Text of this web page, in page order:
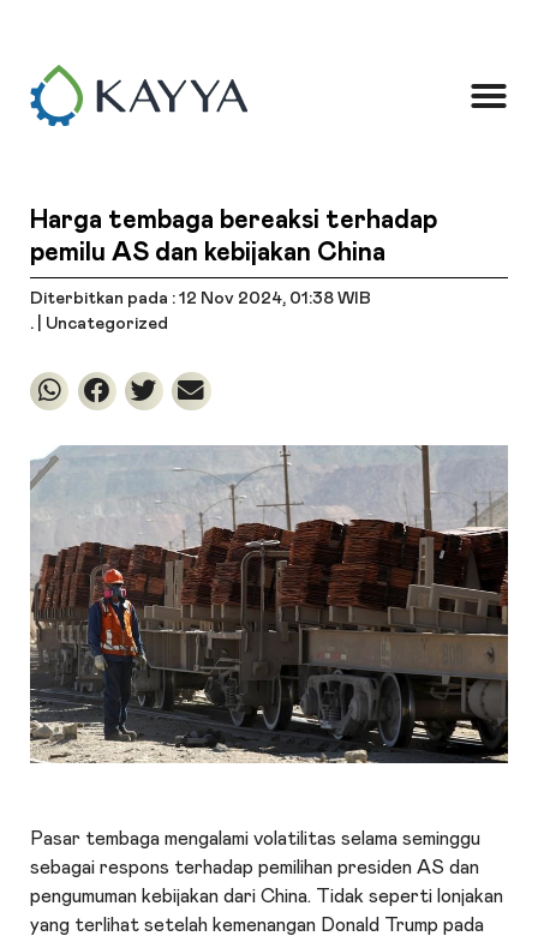
Harga tembaga bereaksi terhadap
pemilu AS dan kebijakan China
Diterbitkan pada : 12 Nov 2024, 01:38 WIB
. |
Uncategorized
Pasar tembaga mengalami volatilitas selama seminggu
sebagai respons terhadap pemilihan presiden AS dan
pengumuman kebijakan dari China. Tidak seperti lonjakan
yang terlihat setelah kemenangan Donald Trump pada